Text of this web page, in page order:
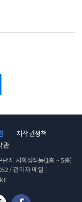
저작권정책
관
지 사회정책동(1층 ~ 5층)
/ 관리자 메일 :